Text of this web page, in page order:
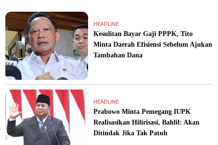
HEADLINE
Kesulitan Bayar Gaji PPPK, Tito
Minta Daerah Efisiensi Sebelum Ajukan
Tambahan Dana
HEADLINE
Prabowo Minta Pemegang IUPK
Realisasikan Hilirisasi, Bahlil: Akan
Ditindak Jika Tak Patuh